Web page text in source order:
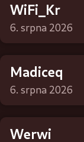
WiFi_Kr
6. srpna 2026
Madiceq
6. srpna 2026
Werwi